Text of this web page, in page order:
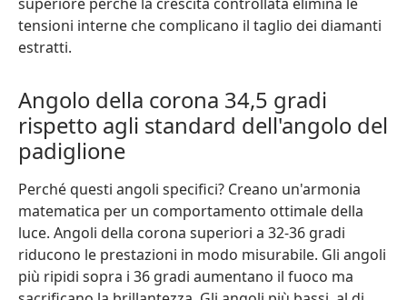
tensioni interne che complicano il taglio dei diamanti
estratti.
Angolo della corona 34,5 gradi
rispetto agli standard dell'angolo del
padiglione
Perché questi angoli specifici? Creano un'armonia
matematica per un comportamento ottimale della
luce. Angoli della corona superiori a 32-36 gradi
riducono le prestazioni in modo misurabile. Gli angoli
più ripidi sopra i 36 gradi aumentano il fuoco ma